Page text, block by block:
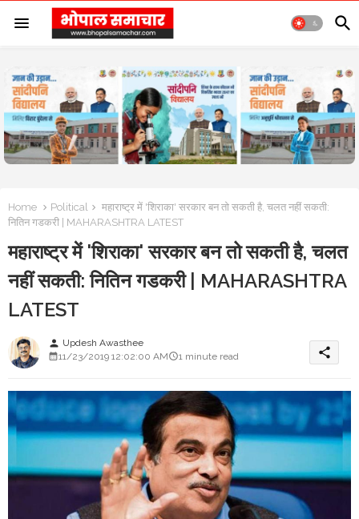
Home Political
महाराष्ट्र में 'शिराका' सरकार बन तो सकती है, चलत नहीं सकती:
नितिन गडकरी | MAHARASHTRA LATEST
महाराष्ट्र में 'शिराका' सरकार बन तो सकती है, चलत
नहीं सकती: नितिन गडकरी | MAHARASHTRA
LATEST
person Updesh Awasthee
11/23/2019 12:02:00 AM
1 minute read share